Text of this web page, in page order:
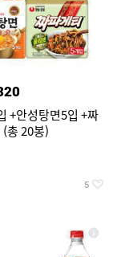
+안성탕면5입 +짜
총 20봉)
5